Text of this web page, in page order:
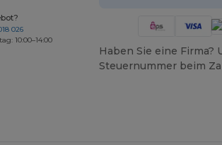
026
10:00–14:00
Haben Sie eine
Steuernummer beim